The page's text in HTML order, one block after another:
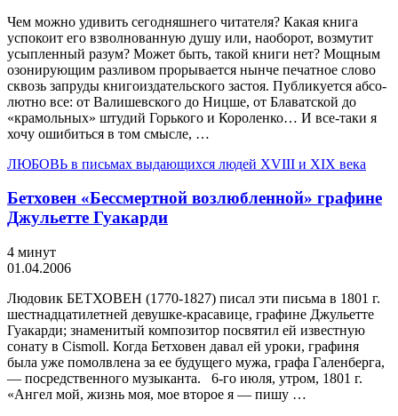
Чем можно удивить сегодняшнего читателя? Какая книга
успокоит его взволнованную душу или, наоборот, возмутит
усыпленный разум? Может быть, такой книги нет? Мощным
озонирующим разливом прорывается нынче печатное слово
сквозь запруды книгоиздательского застоя. Публикуется абсо­
лютно все: от Валишевского до Ницше, от Блаватской до
«кра­мольных» штудий Горького и Короленко… И все-таки я
хочу ошибиться в том смысле, …
ЛЮБОВЬ в письмах выдающихся людей XVIII и XIX века
Бетховен «Бессмертной возлюбленной» графине
Джульетте Гуакарди
4 минут
01.04.2006
Людовик БЕТХОВЕН (1770-1827) писал эти письма в 1801 г.
шестнадцатилетней девушке-красавице, графине Джульетте
Гуа­карди; знаменитый композитор посвятил ей известную
сонату в Cismoll. Когда Бетховен давал ей уроки, графиня
была уже помолвлена за ее будущего мужа, графа Га­ленберга,
— посредственного музыканта. 6-го июля, утром, 1801 г.
«Ангел мой, жизнь моя, мое второе я — пишу …